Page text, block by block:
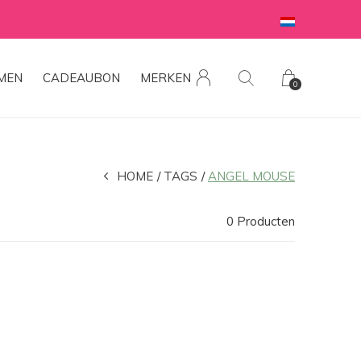
CADEAUBON MERKEN 0
HOME TAGS ANGEL MOUSE
0 Producten